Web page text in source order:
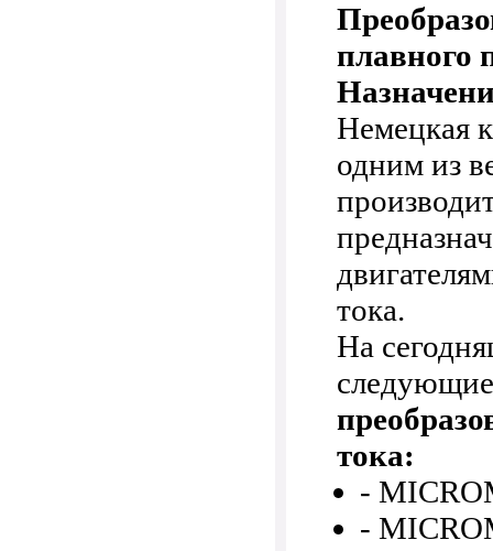
плавного
Немецкая
одним из
тока.
На
тока:
-
-